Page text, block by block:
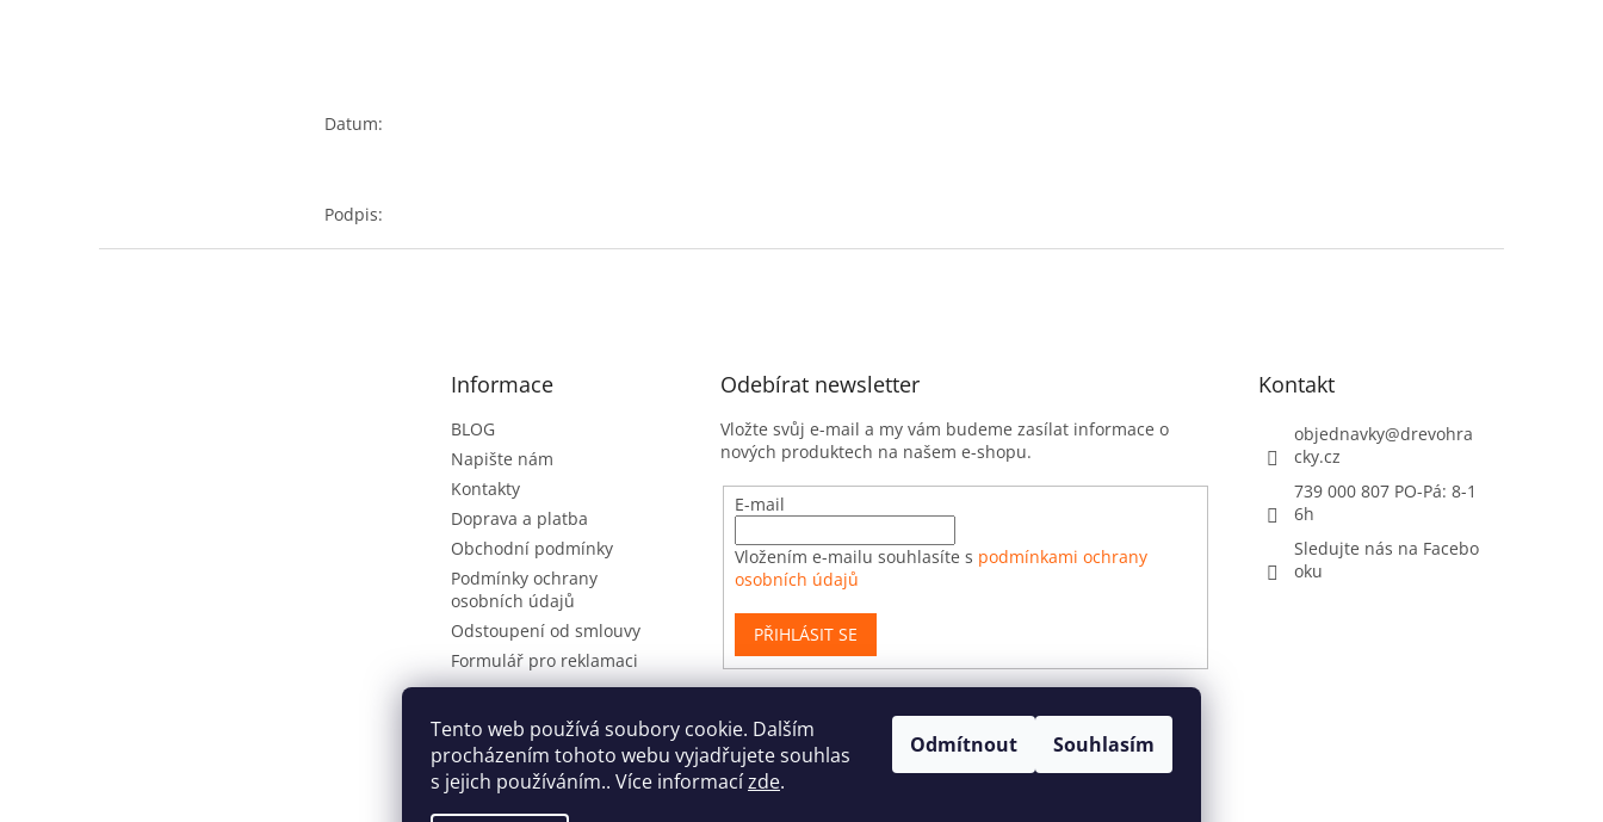
Tento web používá soubory cookie. Dalším
procházením tohoto webu vyjadřujete souhlas
s jejich používáním.. Více informacízde.
Odmítnout Souhlasím
Datum:
Podpis:
Informace
BLOG
Napište nám
Kontakty
Doprava a platba
Obchodní podmínky
Podmínky ochrany
osobních údajů
Odstoupení od smlouvy
Formulář pro reklamaci
Odebírat newsletter
Vložte svůj e-mail a my vám budeme zasílat informace o
nových produktech na našem e-shopu.
E-mail
Vložením e-mailu souhlasíte s podmínkami ochrany
osobních údajů
PŘIHLÁSIT SE
Kontakt
objednavky@drevohra
cky.cz
739 000 807 PO-Pá: 8-1
6h
Sledujte nás na Facebo
oku
Pinterest